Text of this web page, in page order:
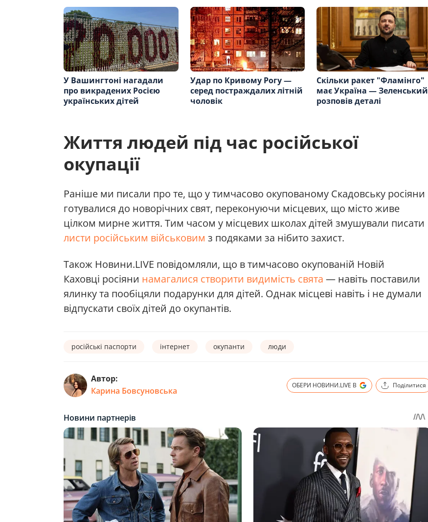
У Вашингтоні нагадали
про викрадених Росією
українських дітей
Удар по Кривому Рогу —
серед постраждалих літній
чоловік
Скільки ракет "Фламінго"
має Україна — Зеленський
розповів деталі
Життя людей під час російської
окупації
Раніше ми писали про те, що у тимчасово окупованому Скадовську росіяни
готувалися до новорічних свят, переконуючи місцевих, що місто живе
цілком мирне життя. Тим часом у місцевих школах дітей змушували писати
листи російським військовим з подяками за нібито захист.
Також Новини.LIVE повідомляли, що в тимчасово окупованій Новій
Каховці росіяни намагалися створити видимість свята — навіть поставили
ялинку та пообіцяли подарунки для дітей. Однак місцеві навіть і не думали
відпускати своїх дітей до окупантів.
російські паспорти інтернет окупанти люди
Автор:
Карина Бовсуновська
ОБЕРИ НОВИНИ.LIVE В Поділитися